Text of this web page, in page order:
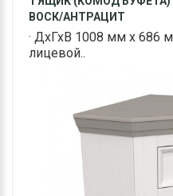
ВОСК/АНТРАЦИТ
· ДхГхВ 1008 мм х 686
лицевой..